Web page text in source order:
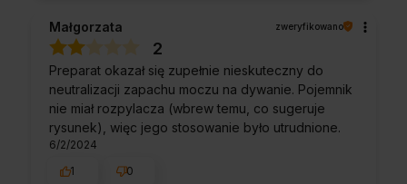
możemy zapewnić odpowiednią obsługę tak
świetnym klientom. Dziękujemy raz jeszcze!
Małgorzata zweryfikowano
2
Preparat okazał się zupełnie nieskuteczny do
neutralizacji zapachu moczu na dywanie. Pojemnik
nie miał rozpylacza (wbrew temu, co sugeruje
rysunek), więc jego stosowanie było utrudnione.
6/2/2024
1
0